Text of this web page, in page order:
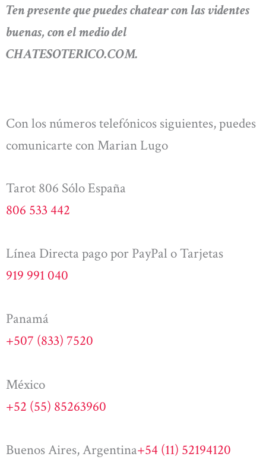
Ten presente que puedes chatear con las videntes
buenas, con el medio del
CHATESOTERICO.COM.
Con los números telefónicos siguientes, puedes
comunicarte con Marian Lugo
Tarot 806 Sólo España
806 533 442
Línea Directa pago por PayPal o Tarjetas
919 991 040
Panamá
+507 (833) 7520
México
+52 (55) 85263960
Buenos Aires, Argentina+54 (11) 52194120